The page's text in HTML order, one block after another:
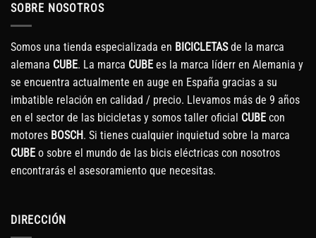
SOBRE NOSOTROS
Somos una tienda especializada en BICICLETASde la marca
alemana CUBE. La marca CUBE es la marca líderr en Alemania y
se encuentra actualmente en auge en España gracias a su
imbatible relación en calidad / precio. Llevamos más de 9 años
en el sector de las bicicletas y somos taller oficial CUBE con
motores BOSCH. Si tienes cualquier inquietud sobre la marca
CUBE o sobre el mundo de las bicis eléctricas con nosotros
encontrarás el asesoramiento que necesitas.
DIRECCIÓN